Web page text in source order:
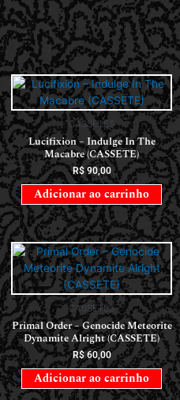
CASSETES
Lucifixion – Indulge In The
Macabre (CASSETE)
R$90,00
Adicionar ao carrinho
CASSETES
Primal Order – Genocide Meteorite
Dynamite Alright (CASSETE)
R$60,00
Adicionar ao carrinho